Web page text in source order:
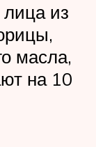
из
масла,
на 10